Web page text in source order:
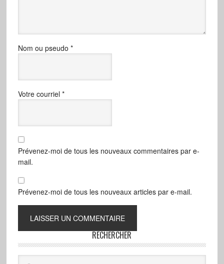
Nom ou pseudo *
Votre courriel *
Prévenez-moi de tous les nouveaux commentaires par e-
mail.
Prévenez-moi de tous les nouveaux articles par e-mail.
RECHERCHER